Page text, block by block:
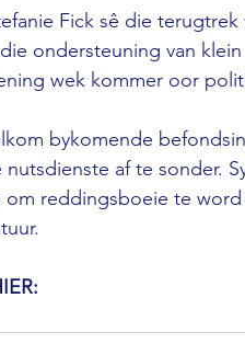
Fick sê die
ondersteuning van
wek kommer oor
bykomende
nutsdienste af te sonder.
om reddingsboeie te